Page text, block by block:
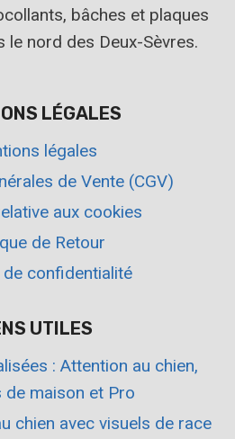
bâches et plaques
le nord des Deux-Sèvres.
LÉGALES
légales
de Vente (CGV)
aux cookies
de Retour
de confidentialité
UTILES
: Attention au chien,
de maison et Pro
chien avec visuels de race